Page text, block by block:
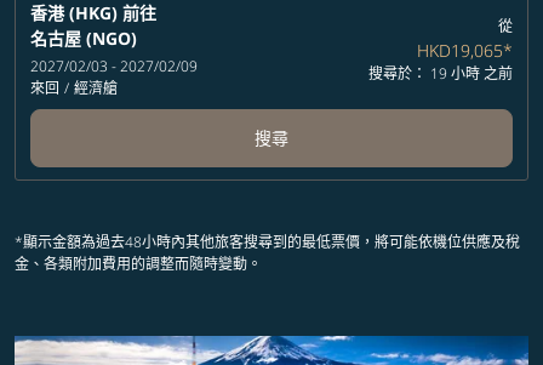
香港 (HKG) 前往
名古屋 (NGO)
2027/02/03 - 2027/02/09
來回 / 經濟艙
從
HKD19,065*
搜尋於： 19 小時 之前
搜尋
*顯示金額為過去48小時內其他旅客搜尋到的最低票價，將可能依機位供應及稅
金、各類附加費用的調整而隨時變動。